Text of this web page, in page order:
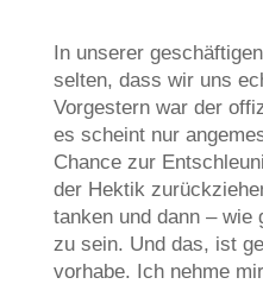
In unserer
selten, dass wir uns
Vorgestern war der
es scheint nur
Chance zur
der Hektik
tanken und dann – wie
zu sein. Und das, ist
vorhabe. Ich nehme